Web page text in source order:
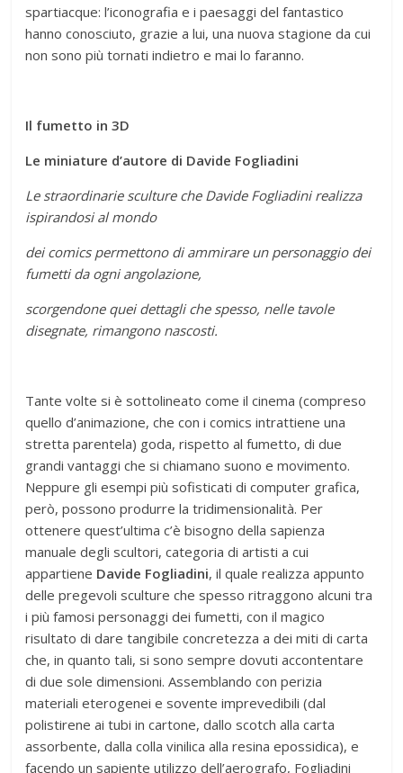
spartiacque: l’iconografia e i paesaggi del fantastico
hanno conosciuto, grazie a lui, una nuova stagione da cui
non sono più tornati indietro e mai lo faranno.
Il fumetto in 3D
Le miniature d’autore di Davide Fogliadini
Le straordinarie sculture che Davide Fogliadini realizza
ispirandosi al mondo
dei comics permettono di ammirare un personaggio dei
fumetti da ogni angolazione,
scorgendone quei dettagli che spesso, nelle tavole
disegnate, rimangono nascosti.
Tante volte si è sottolineato come il cinema (compreso
quello d’animazione, che con i comics intrattiene una
stretta parentela) goda, rispetto al fumetto, di due
grandi vantaggi che si chiamano suono e movimento.
Neppure gli esempi più sofisticati di computer grafica,
però, possono produrre la tridimensionalità. Per
ottenere quest’ultima c’è bisogno della sapienza
manuale degli scultori, categoria di artisti a cui
appartiene Davide Fogliadini, il quale realizza appunto
delle pregevoli sculture che spesso ritraggono alcuni tra
i più famosi personaggi dei fumetti, con il magico
risultato di dare tangibile concretezza a dei miti di carta
che, in quanto tali, si sono sempre dovuti accontentare
di due sole dimensioni. Assemblando con perizia
materiali eterogenei e sovente imprevedibili (dal
polistirene ai tubi in cartone, dallo scotch alla carta
assorbente, dalla colla vinilica alla resina epossidica), e
facendo un sapiente utilizzo dell’aerografo, Fogliadini